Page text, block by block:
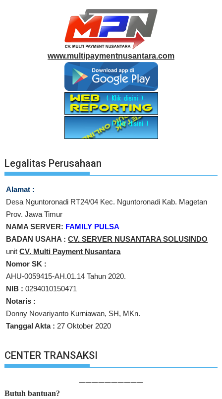
www.multipaymentnusantara.com
Legalitas Perusahaan
Alamat :
Desa Nguntoronadi RT24/04 Kec. Nguntoronadi Kab. Magetan
Prov. Jawa Timur
NAMA SERVER: FAMILY PULSA
BADAN USAHA :CV. SERVER NUSANTARA SOLUSINDO
unitCV. Multi Payment Nusantara
Nomor SK :
AHU-0059415-AH.01.14 Tahun 2020.
NIB : 0294010150471
Notaris :
Donny Novariyanto Kurniawan, SH, MKn.
Tanggal Akta : 27 Oktober 2020
CENTER TRANSAKSI
——————————
Butuh bantuan?